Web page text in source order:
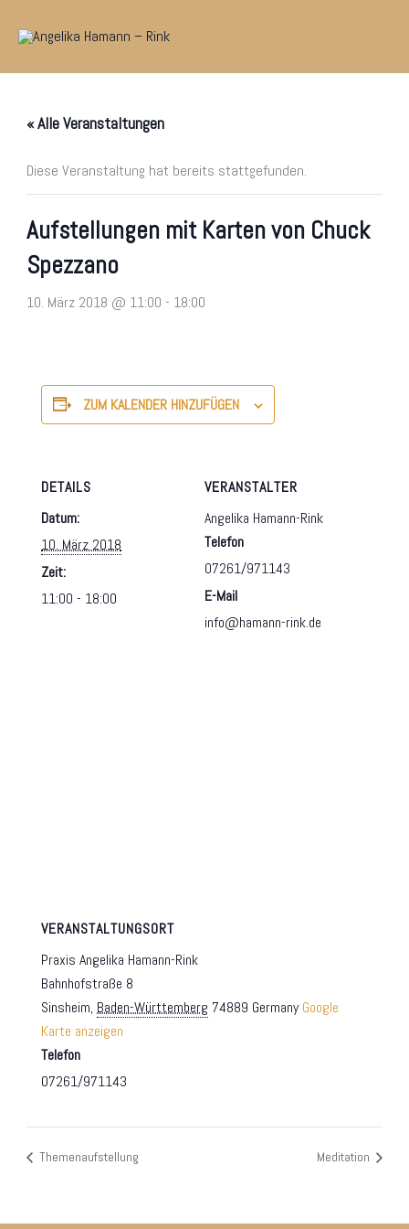
Inhalt
« Alle Veranstaltungen
Diese Veranstaltung hat bereits stattgefunden.
Aufstellungen mit Karten von Chuck
Spezzano
10. März 2018 @ 11:00 - 18:00
ZUM KALENDER HINZUFÜGEN
DETAILS
Datum:
10. März 2018
Zeit:
11:00 - 18:00
VERANSTALTER
Angelika Hamann-Rink
Telefon
07261/971143
E-Mail
info@hamann-rink.de
VERANSTALTUNGSORT
Praxis Angelika Hamann-Rink
Bahnhofstraße 8
Sinsheim, Baden-Württemberg 74889 Germany Google
Karte anzeigen
Telefon
07261/971143
Themenaufstellung Meditation